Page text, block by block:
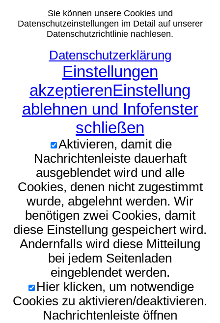
Sie können unsere Cookies und
Datenschutzeinstellungen im Detail auf unserer
Datenschutzrichtlinie nachlesen.
Datenschutzerklärung
Einstellungen
akzeptierenEinstellung
ablehnen und Infofenster
schließen
Aktivieren, damit die
Nachrichtenleiste dauerhaft
ausgeblendet wird und alle
Cookies, denen nicht zugestimmt
wurde, abgelehnt werden. Wir
benötigen zwei Cookies, damit
diese Einstellung gespeichert wird.
Andernfalls wird diese Mitteilung
bei jedem Seitenladen
eingeblendet werden.
Hier klicken, um notwendige
Cookies zu aktivieren/deaktivieren.
Nachrichtenleiste öffnen